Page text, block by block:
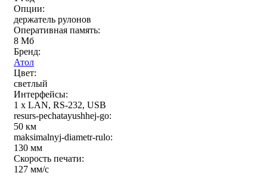
Опции:
держатель рулонов
Оперативная память:
8 Мб
Бренд:
Атол
Цвет:
светлый
Интерфейсы:
1 x LAN, RS-232, USB
resurs-pechatayushhej-go:
50 км
maksimalnyj-diametr-rulo:
130 мм
Скорость печати:
127 мм/с